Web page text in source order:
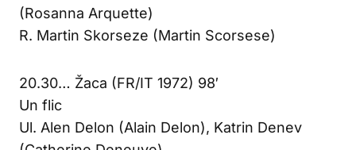
(Rosanna Arquette)
R. Martin Skorseze (Martin Scorsese)
20.30… Žaca (FR/IT 1972) 98′
Un flic
Ul. Alen Delon (Alain Delon), Katrin Denev